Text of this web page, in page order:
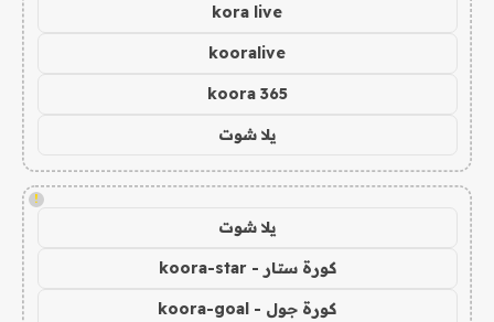
kora live
kooralive
koora 365
يلا شوت
!
يلا شوت
كورة ستار - koora-star
كورة جول - koora-goal